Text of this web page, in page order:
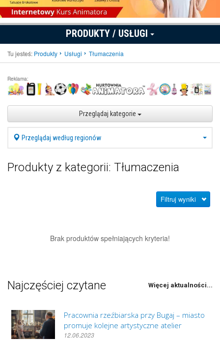
PRODUKTY / USŁUGI
Tu jesteś: Produkty Usługi Tłumaczenia
Reklama:
Przeglądaj kategorie
Przeglądaj według regionów
Produkty z kategorii: Tłumaczenia
Filtruj wyniki
Brak produktów spełniających kryteria!
Najczęściej czytane Więcej aktualności...
Pracownia rzeźbiarska przy Bugaj – miasto
promuje kolejne artystyczne atelier
12.06.2023